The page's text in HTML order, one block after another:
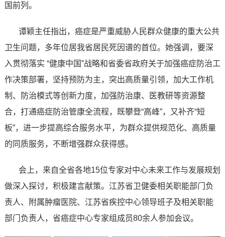
国前列。
谭颖主任指出，癌症是严重威胁人民群众健康的重大公共
卫生问题，多年位居我省居民死因谱的首位。她强调，要深
入贯彻落实 “健康中国”战略和省委省政府关于加强癌症防治工
作决策部署，坚持预防为主，突出高质量引领，加大工作机
制、防治模式等创新力度，加强防治康、医教研等资源整
合，打通癌症防治管康全流程，既攀登“高峰”，又补齐“短
板”，进一步提高综合服务水平，为群众提供规范化、高质量
的同质服务，不断增强群众获得感。
会上，来自全省各地15位专家对中心未来工作与发展规划
做深入探讨，积极建言献策。江苏省卫健委相关职能部门负
责人、附属肿瘤医院、江苏省疾控中心领导班子及相关职能
部门负责人，省癌症中心专家组成员80余人参加会议。